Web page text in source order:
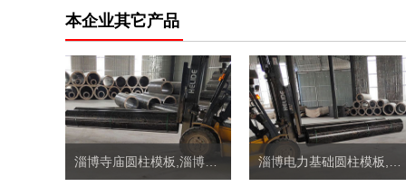
本企业其它产品